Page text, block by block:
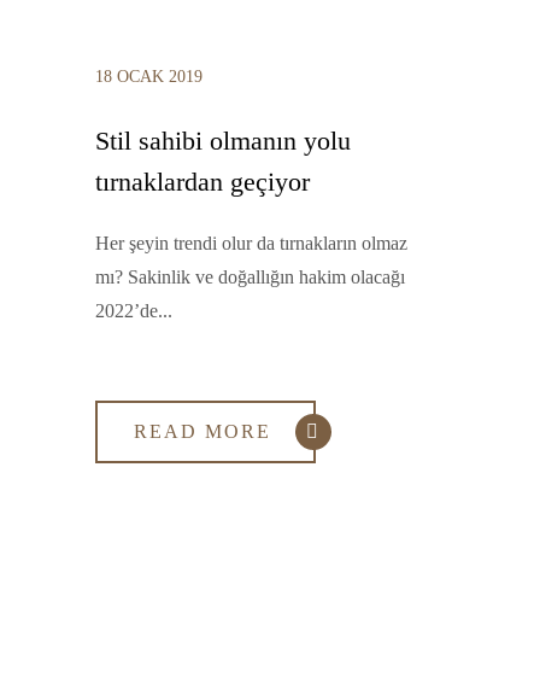
18 OCAK 2019
Stil sahibi olmanın yolu
tırnaklardan geçiyor
Her şeyin trendi olur da tırnakların olmaz
mı? Sakinlik ve doğallığın hakim olacağı
2022’de...
READ MORE